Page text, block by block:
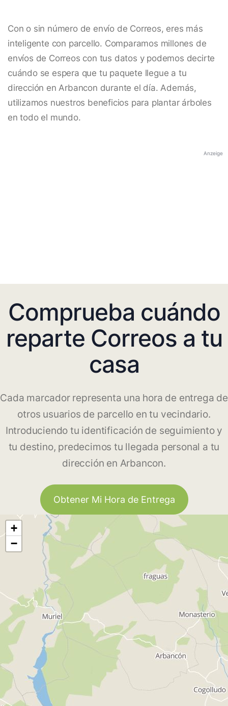
Con o sin número de envío de Correos, eres más
inteligente con parcello. Comparamos millones de
envíos de Correos con tus datos y podemos decirte
cuándo se espera que tu paquete llegue a tu
dirección en Arbancon durante el día. Además,
utilizamos nuestros beneficios para plantar árboles
en todo el mundo.
Anzeige
Comprueba cuándo
reparte Correos a tu
casa
Cada marcador representa una hora de entrega de
otros usuarios de parcello en tu vecindario.
Introduciendo tu identificación de seguimiento y
tu destino, predecimos tu llegada personal a tu
dirección en Arbancon.
Obtener Mi Hora de Entrega
+
−